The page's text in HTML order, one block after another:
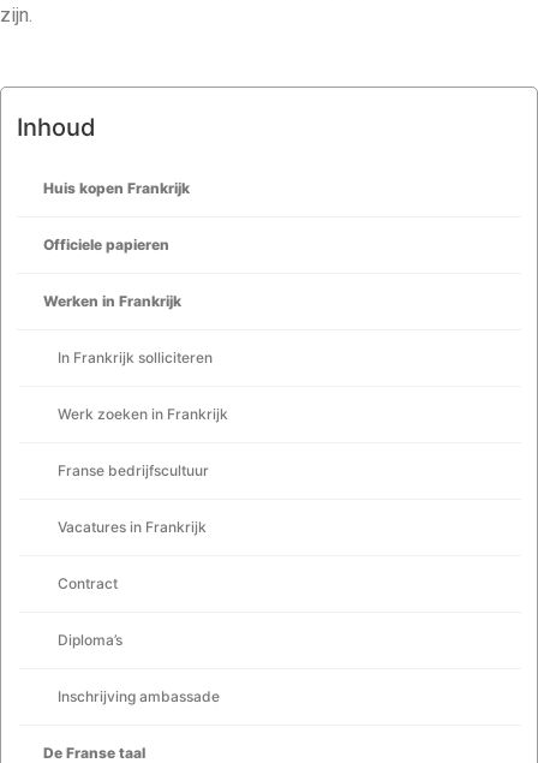
zijn.
Inhoud
Huis kopen Frankrijk
Officiele papieren
Werken in Frankrijk
In Frankrijk solliciteren
Werk zoeken in Frankrijk
Franse bedrijfscultuur
Vacatures in Frankrijk
Contract
Diploma’s
Inschrijving ambassade
De Franse taal